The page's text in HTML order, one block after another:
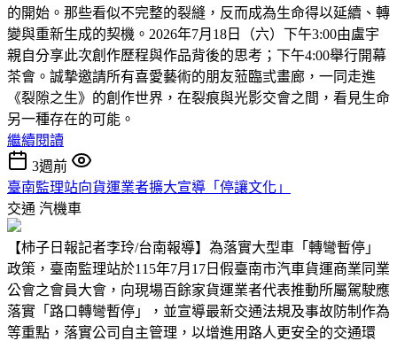
的開始。那些看似不完整的裂縫，反而成為生命得以延續、轉
變與重新生成的契機。2026年7月18日（六）下午3:00由盧宇
親自分享此次創作歷程與作品背後的思考；下午4:00舉行開幕
茶會。誠摯邀請所有喜愛藝術的朋友蒞臨弎畫廊，一同走進
《裂隙之生》的創作世界，在裂痕與光影交會之間，看見生命
另一種存在的可能。
繼續閱讀
3週前
臺南監理站向貨運業者擴大宣導「停讓文化」
交通 汽機車
【柿子日報記者李玲/台南報導】為落實大型車「轉彎暫停」
政策，臺南監理站於115年7月17日假臺南市汽車貨運商業同業
公會之會員大會，向現場百餘家貨運業者代表推動所屬駕駛應
落實「路口轉彎暫停」，並宣導最新交通法規及事故防制作為
等重點，落實公司自主管理，以增進用路人更安全的交通環